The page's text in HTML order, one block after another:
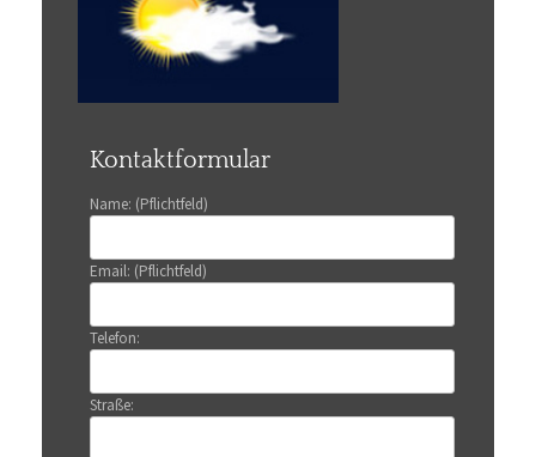
Kontaktformular
Name: (Pflichtfeld)
Email: (Pflichtfeld)
Telefon:
Straße: